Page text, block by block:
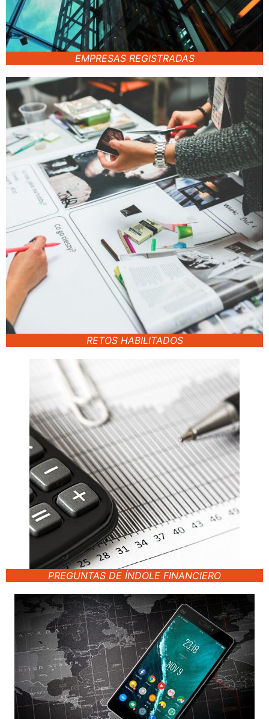
EMPRESAS REGISTRADAS
RETOS HABILITADOS
PREGUNTAS DE ÍNDOLE FINANCIERO